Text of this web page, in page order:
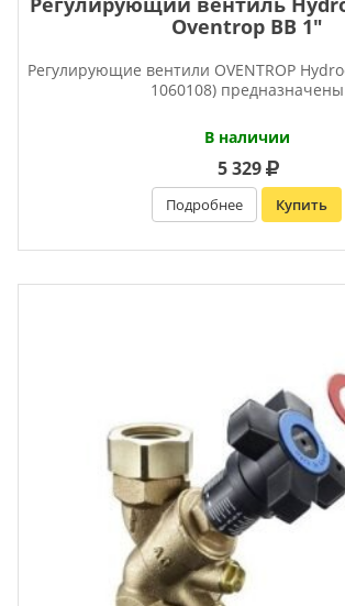
Oventrop ВВ 1″
Регулирующие вентили OVENTROP
1060108) предназначены
В наличии
5 329
Подробнее Купить